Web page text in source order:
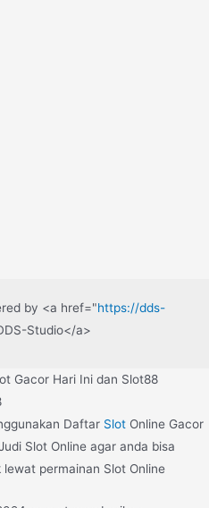
by <a href="https://dds-
Studio</a>
Gacor Hari Ini dan Slot88
Daftar Slot Online Gacor
Slot Online agar anda bisa
permainan Slot Online